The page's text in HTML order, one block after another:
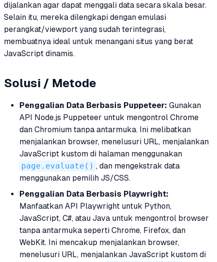
dijalankan agar dapat menggali data secara skala besar.
Selain itu, mereka dilengkapi dengan emulasi
perangkat/viewport yang sudah terintegrasi,
membuatnya ideal untuk menangani situs yang berat
JavaScript dinamis.
Solusi / Metode
Penggalian Data Berbasis Puppeteer: Gunakan
API Node.js Puppeteer untuk mengontrol Chrome
dan Chromium tanpa antarmuka. Ini melibatkan
menjalankan browser, menelusuri URL, menjalankan
JavaScript kustom di halaman menggunakan
page.evaluate() , dan mengekstrak data
menggunakan pemilih JS/CSS.
Penggalian Data Berbasis Playwright:
Manfaatkan API Playwright untuk Python,
JavaScript, C#, atau Java untuk mengontrol browser
tanpa antarmuka seperti Chrome, Firefox, dan
WebKit. Ini mencakup menjalankan browser,
menelusuri URL, menjalankan JavaScript kustom di